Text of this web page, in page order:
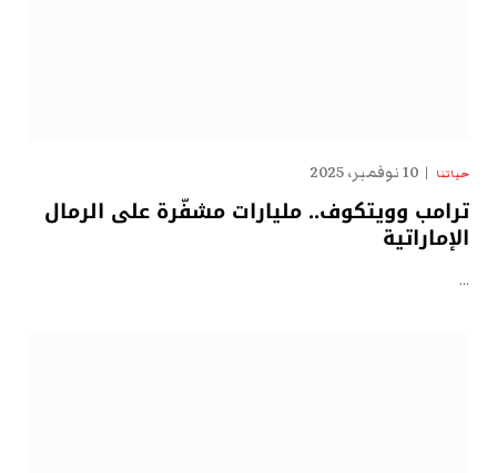
حياتنا 10 نوفمبر، 2025
ترامب وويتكوف.. مليارات مشفّرة على الرمال
الإماراتية
…